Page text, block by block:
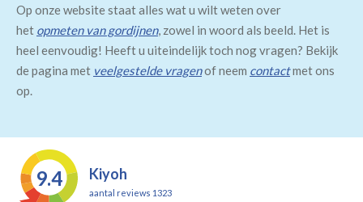
Op onze website staat alles wat u wilt weten over
het opmeten van gordijnen, zowel in woord als beeld. Het is
heel eenvoudig! Heeft u uiteindelijk toch nog vragen? Bekijk
de pagina met veelgestelde vragenof neem contactmet ons
op.
9.4 Kiyoh
aantal reviews 1323